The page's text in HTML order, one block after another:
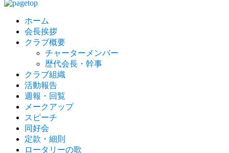
ホーム
会長挨拶
クラブ概要
チャーターメンバー
歴代会長・幹事
クラブ組織
活動報告
週報・回覧
メークアップ
スピーチ
同好会
定款・細則
ロータリーの歌